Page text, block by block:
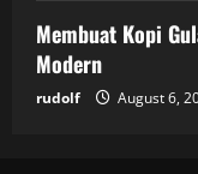
Membuat Kopi
Modern
rudolf August 6,